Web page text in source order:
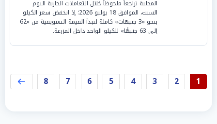
المحلية تراجعاً ملحوظاً خلال التعاملات الجارية اليوم
السبت، الموافق 18 يوليو 2026؛ إذ انخفض سعر الكيلو
بنحو «3 جنيهات» كاملة لتبدأ القيمة التسويقية من «62
إلى 63 جنيهًا» للكيلو الواحد داخل المزرعة.
1
2
3
4
5
6
7
8